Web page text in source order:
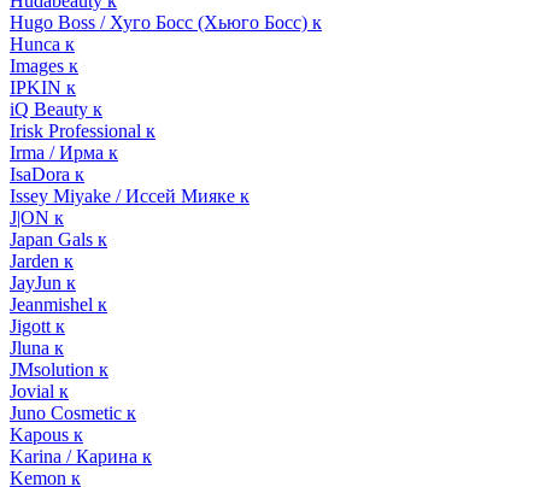
Hugo Boss / Хуго Босс (Хьюго Босс) к
Hunca к
Images к
IPKIN к
iQ Beauty к
Irisk Professional к
Irma / Ирма к
IsaDora к
Issey Miyake / Иссей Мияке к
J|ON к
Japan Gals к
Jarden к
JayJun к
Jeanmishel к
Jigott к
Jluna к
JMsolution к
Jovial к
Juno Cosmetic к
Kapous к
Karina / Карина к
Kemon к